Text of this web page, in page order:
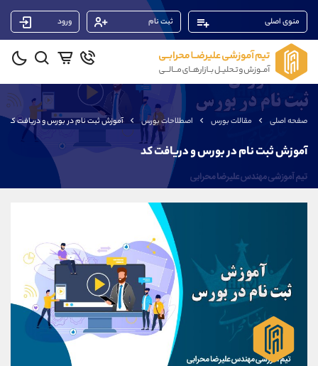
منوی اصلی ثبت نام ورود
صفحه اصلی مقالات بورس اصطلاحات بورس آموزش ثبت نام در بورس و دریافت کد
آموزش ثبت نام در بورس و دریافت کد
پشتیبان فروش (ایمان پوراسماعیلی)
09927779040
واتساپ شروع گفتگو
تلگرام @Armteam_admin_por
107
پشتیبان فروش (محسن یزدی)
موبایل
@Armteam_admin_103
داخلی 103
پشتیبان فروش (فائزه تهرانی)
موبایل 09101364784
واتساپ شروع گفتگو
تلگرام @Armteam_admin_104